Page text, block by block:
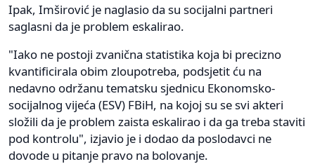
Ipak, Imširović je naglasio da su socijalni partneri
saglasni da je problem eskalirao.
"Iako ne postoji zvanična statistika koja bi precizno
kvantificirala obim zloupotreba, podsjetit ću na
nedavno održanu tematsku sjednicu Ekonomsko-
socijalnog vijeća (ESV) FBiH, na kojoj su se svi akteri
složili da je problem zaista eskalirao i da ga treba staviti
pod kontrolu", izjavio je i dodao da poslodavci ne
dovode u pitanje pravo na bolovanje.